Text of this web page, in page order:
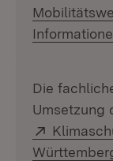
Die
Umsetzung
Extern: